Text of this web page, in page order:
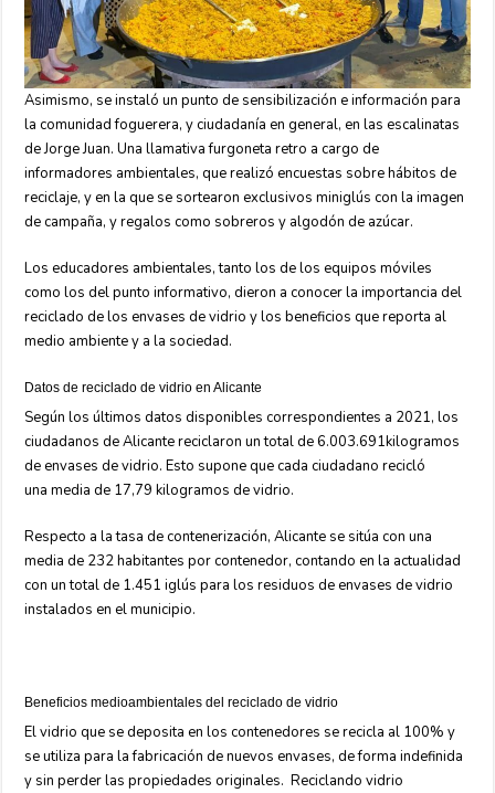
Asimismo, se instaló un punto de sensibilización e información para
la comunidad foguerera, y ciudadanía en general, en las escalinatas
de Jorge Juan. Una llamativa furgoneta retro a cargo de
informadores ambientales, que realizó encuestas sobre hábitos de
reciclaje, y en la que se sortearon exclusivos miniglús con la imagen
de campaña, y regalos como sobreros y algodón de azúcar.
Los educadores ambientales, tanto los de los equipos móviles
como los del punto informativo, dieron a conocer la importancia del
reciclado de los envases de vidrio y los beneficios que reporta al
medio ambiente y a la sociedad.
Datos de reciclado de vidrio en Alicante
Según los últimos datos disponibles correspondientes a 2021, los
ciudadanos de Alicante reciclaron un total de 6.003.691kilogramos
de envases de vidrio. Esto supone que cada ciudadano recicló
una media de 17,79 kilogramos de vidrio.
Respecto a la tasa de contenerización, Alicante se sitúa con una
media de 232 habitantes por contenedor, contando en la actualidad
con un total de 1.451 iglús para los residuos de envases de vidrio
instalados en el municipio.
Beneficios medioambientales del reciclado de vidrio
El vidrio que se deposita en los contenedores se recicla al 100% y
se utiliza para la fabricación de nuevos envases, de forma indefinida
y sin perder las propiedades originales. Reciclando vidrio